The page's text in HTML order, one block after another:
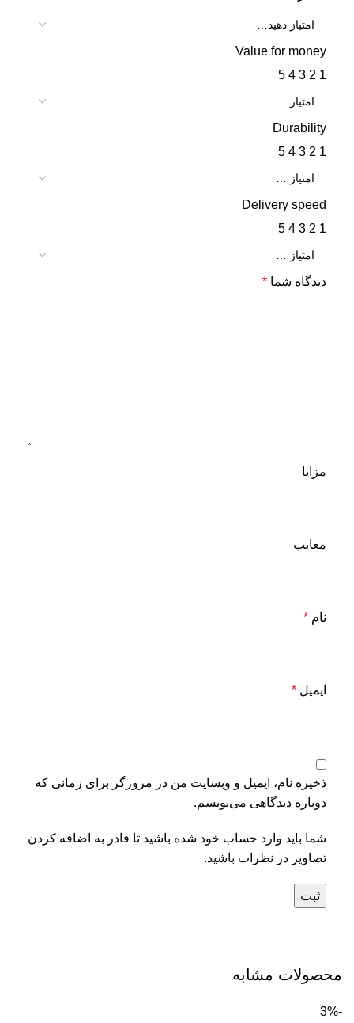
Value for money
1
2
3
4
5
Durability
1
2
3
4
5
Delivery speed
1
2
3
4
5
دیدگاه شما *
مزایا
معایب
نام *
ایمیل *
ذخیره نام، ایمیل و وبسایت من در مرورگر برای زمانی که
دوباره دیدگاهی می‌نویسم.
شما باید وارد حساب خود شده باشید تا قادر به اضافه کردن
تصاویر در نظرات باشید.
محصولات مشابه
-3%